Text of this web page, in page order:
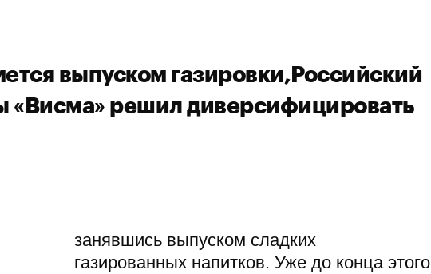
выпуском газировки,Российский
«Висма» решил диверсифицировать
занявшись выпуском сладких
газированных напитков. Уже до конца этого